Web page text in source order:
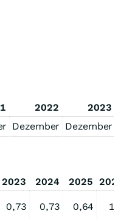
2022
2023
Dezember Dezember
2023 2024 2025
0,73 0,73 0,64